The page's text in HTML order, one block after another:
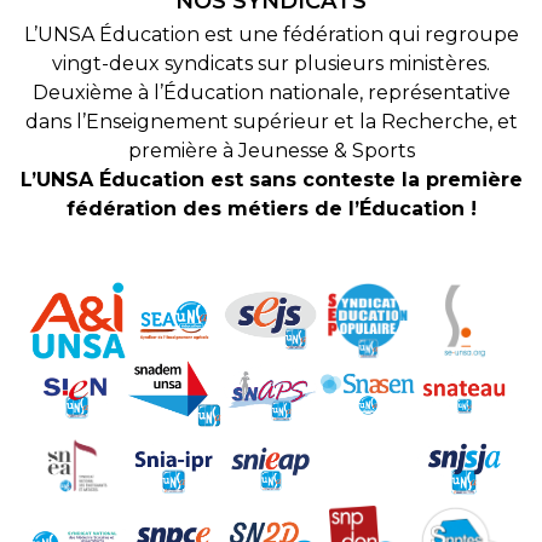
L’UNSA Éducation est une fédération qui regroupe
vingt-deux syndicats sur plusieurs ministères.
Deuxième à l’Éducation nationale, représentative
dans l’Enseignement supérieur et la Recherche, et
première à Jeunesse & Sports
L’UNSA Éducation est sans conteste la première
fédération des métiers de l’Éducation !